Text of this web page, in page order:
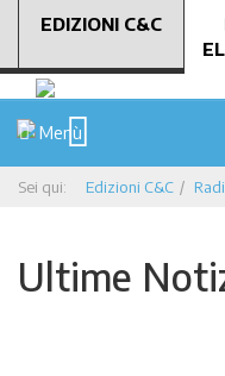
EDIZIONI C&C
Menù
Sei qui: Edizioni C&C
Ultime